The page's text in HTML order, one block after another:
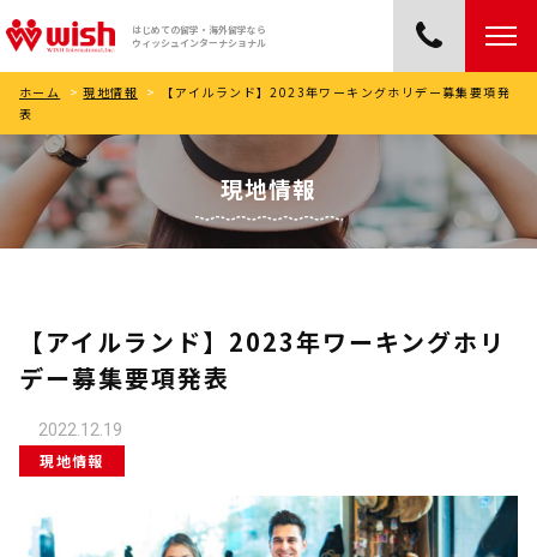
はじめての留学・海外留学なら
ウィッシュインターナショナル
ホーム > 現地情報 >
【アイルランド】2023年ワーキングホリデー募集要項発
表
現地情報
【アイルランド】2023年ワーキングホリ
デー募集要項発表
2022.12.19
現地情報